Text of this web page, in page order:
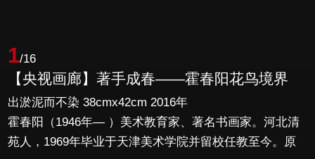
1/16
【央视画廊】著手成春——霍春阳花鸟境界
出淤泥而不染 38cmx42cm 2016年
霍春阳（1946年— ）美术教育家、著名书画家。河北清
苑人，1969年毕业于天津美术学院并留校任教至今。原